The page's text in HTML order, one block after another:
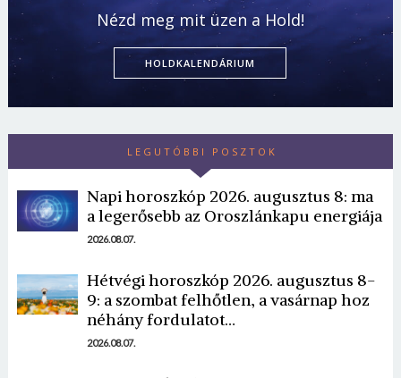
Nézd meg mit üzen a Hold!
HOLDKALENDÁRIUM
LEGUTÓBBI POSZTOK
Napi horoszkóp 2026. augusztus 8: ma
a legerősebb az Oroszlánkapu energiája
2026.08.07.
Hétvégi horoszkóp 2026. augusztus 8-
9: a szombat felhőtlen, a vasárnap hoz
néhány fordulatot…
2026.08.07.